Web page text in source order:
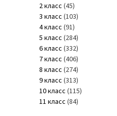
2 класс (45)
3 класс (103)
4 класс (91)
5 класс (284)
6 класс (332)
7 класс (406)
8 класс (274)
9 класс (313)
10 класс (115)
11 класс (84)